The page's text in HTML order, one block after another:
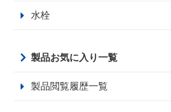
水栓
製品お気に入り一覧
製品閲覧履歴一覧